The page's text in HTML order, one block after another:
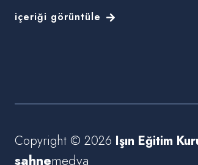
içeriği görüntüle
Copyright © 2026 Işın Eğitim
sahnemedya